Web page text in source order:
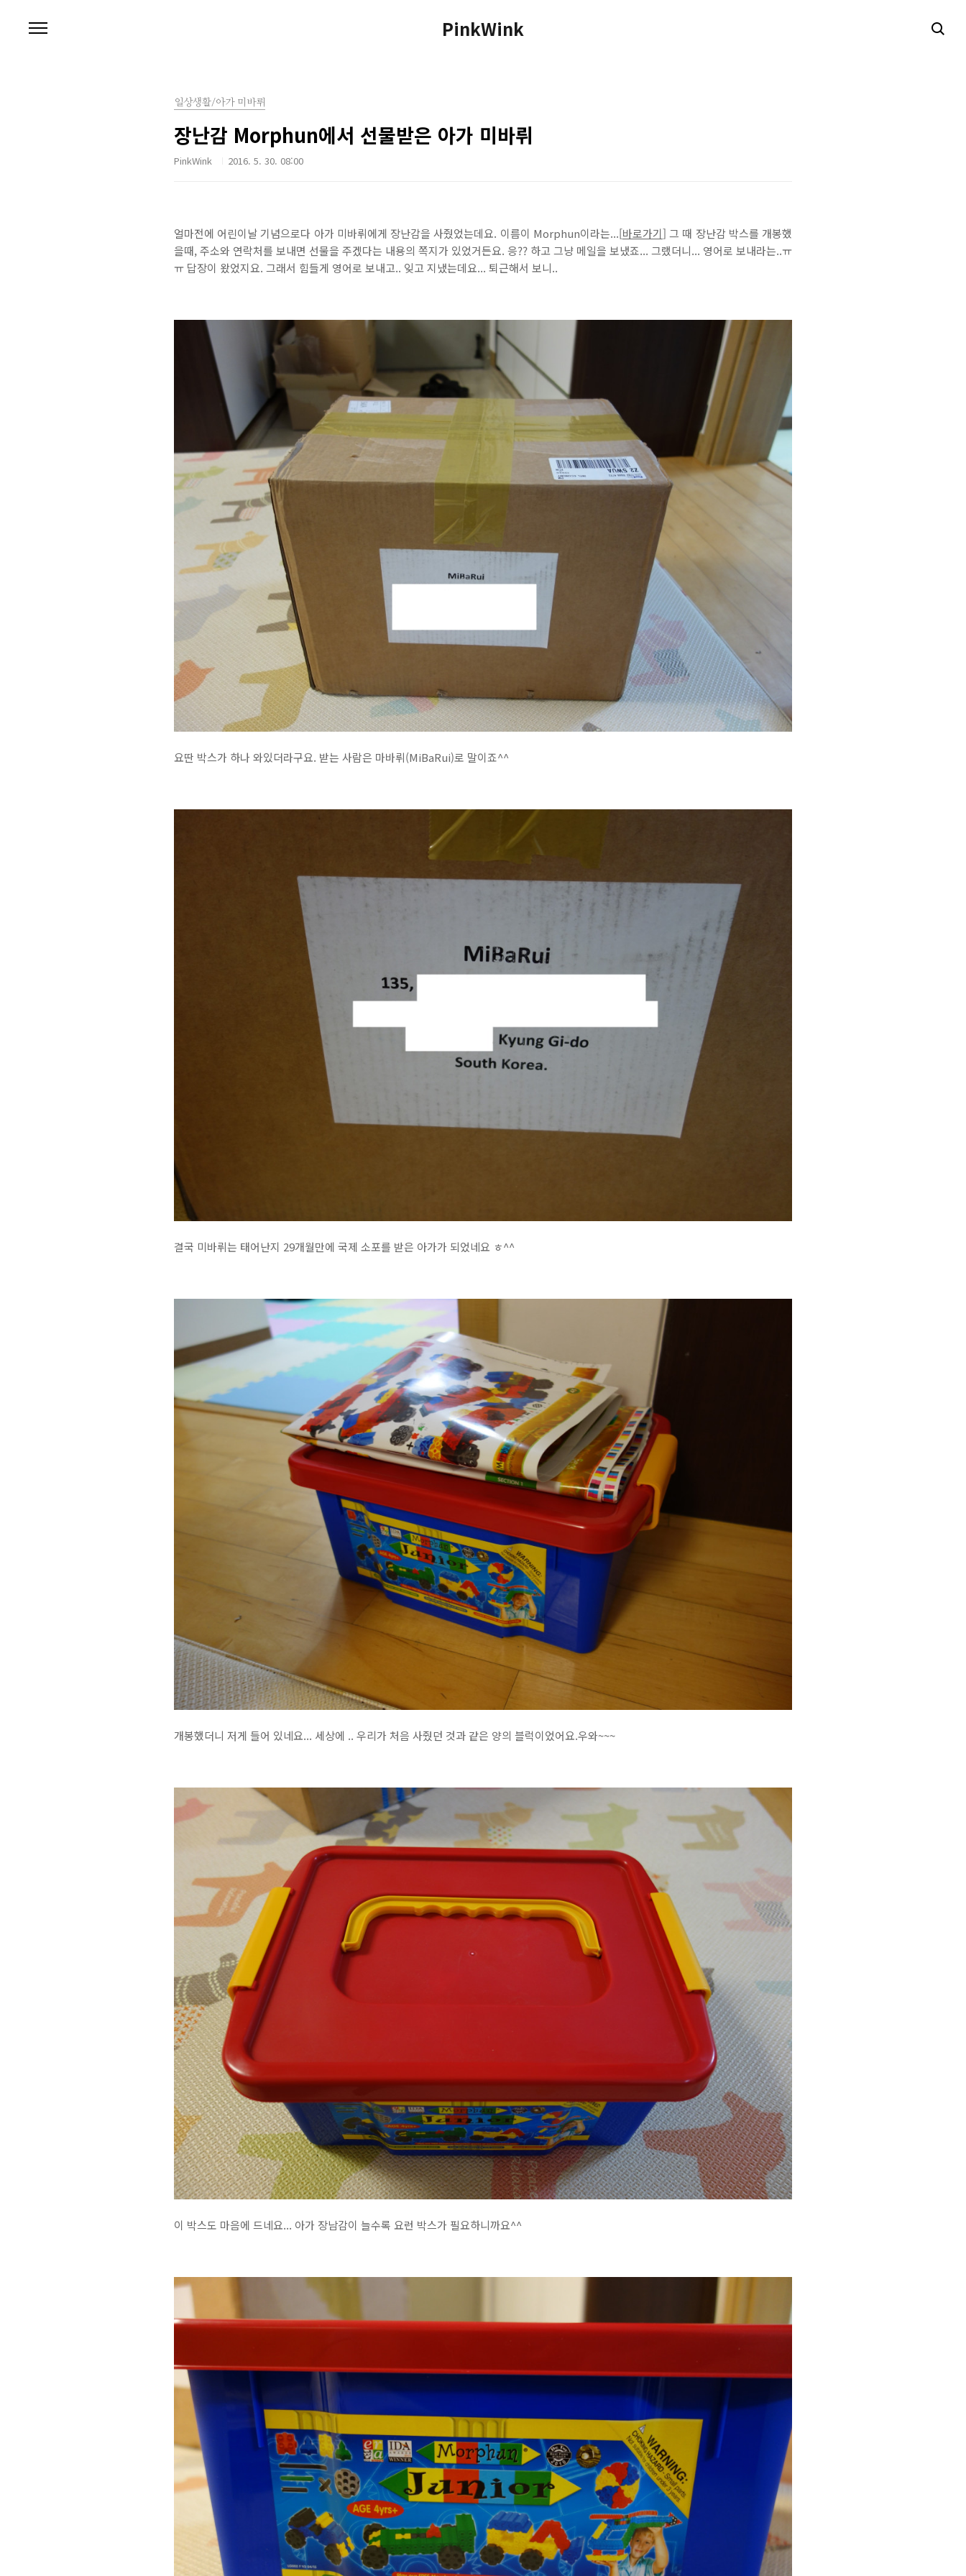
PinkWink
일상생활/아가 미바뤼
장난감 Morphun에서 선물받은 아가 미바뤼
PinkWink 2016. 5. 30. 08:00
얼마전에 어린이날 기념으로다 아가 미바뤼에게 장난감을 사줬었는데요. 이름이 Morphun이라는...[바로가기] 그 때 장난감 박스를 개봉했
을때, 주소와 연락처를 보내면 선물을 주겠다는 내용의 쪽지가 있었거든요. 응?? 하고 그냥 메일을 보냈죠... 그랬더니... 영어로 보내라는..ㅠ
ㅠ 답장이 왔었지요. 그래서 힘들게 영어로 보내고.. 잊고 지냈는데요... 퇴근해서 보니..
요딴 박스가 하나 와있더라구요. 받는 사람은 마바뤼(MiBaRui)로 말이죠^^
결국 미바뤼는 태어난지 29개월만에 국제 소포를 받은 아가가 되었네요 ㅎ^^
개봉했더니 저게 들어 있네요... 세상에 .. 우리가 처음 사줬던 것과 같은 양의 블럭이었어요.우와~~~
이 박스도 마음에 드네요... 아가 장남감이 늘수록 요런 박스가 필요하니까요^^